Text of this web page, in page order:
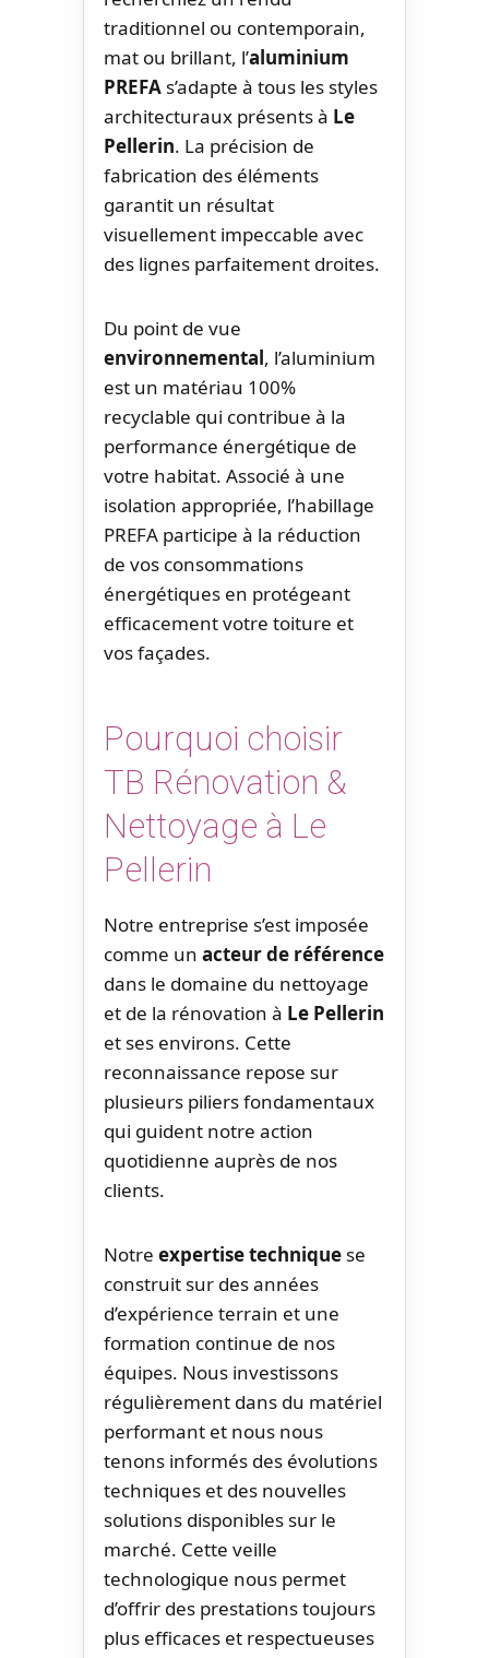
traditionnel ou contemporain,
mat ou brillant, l’aluminium
PREFA s’adapte à tous les styles
architecturaux présents à Le
Pellerin. La précision de
fabrication des éléments
garantit un résultat
visuellement impeccable avec
des lignes parfaitement droites.
Du point de vue
environnemental, l’aluminium
est un matériau 100%
recyclable qui contribue à la
performance énergétique de
votre habitat. Associé à une
isolation appropriée, l’habillage
PREFA participe à la réduction
de vos consommations
énergétiques en protégeant
efficacement votre toiture et
vos façades.
Pourquoi choisir
TB Rénovation &
Nettoyage à Le
Pellerin
Notre entreprise s’est imposée
comme un acteur de référence
dans le domaine du nettoyage
et de la rénovation à Le Pellerin
et ses environs. Cette
reconnaissance repose sur
plusieurs piliers fondamentaux
qui guident notre action
quotidienne auprès de nos
clients.
Notre expertise technique se
construit sur des années
d’expérience terrain et une
formation continue de nos
équipes. Nous investissons
régulièrement dans du matériel
performant et nous nous
tenons informés des évolutions
techniques et des nouvelles
solutions disponibles sur le
marché. Cette veille
technologique nous permet
d’offrir des prestations toujours
plus efficaces et respectueuses